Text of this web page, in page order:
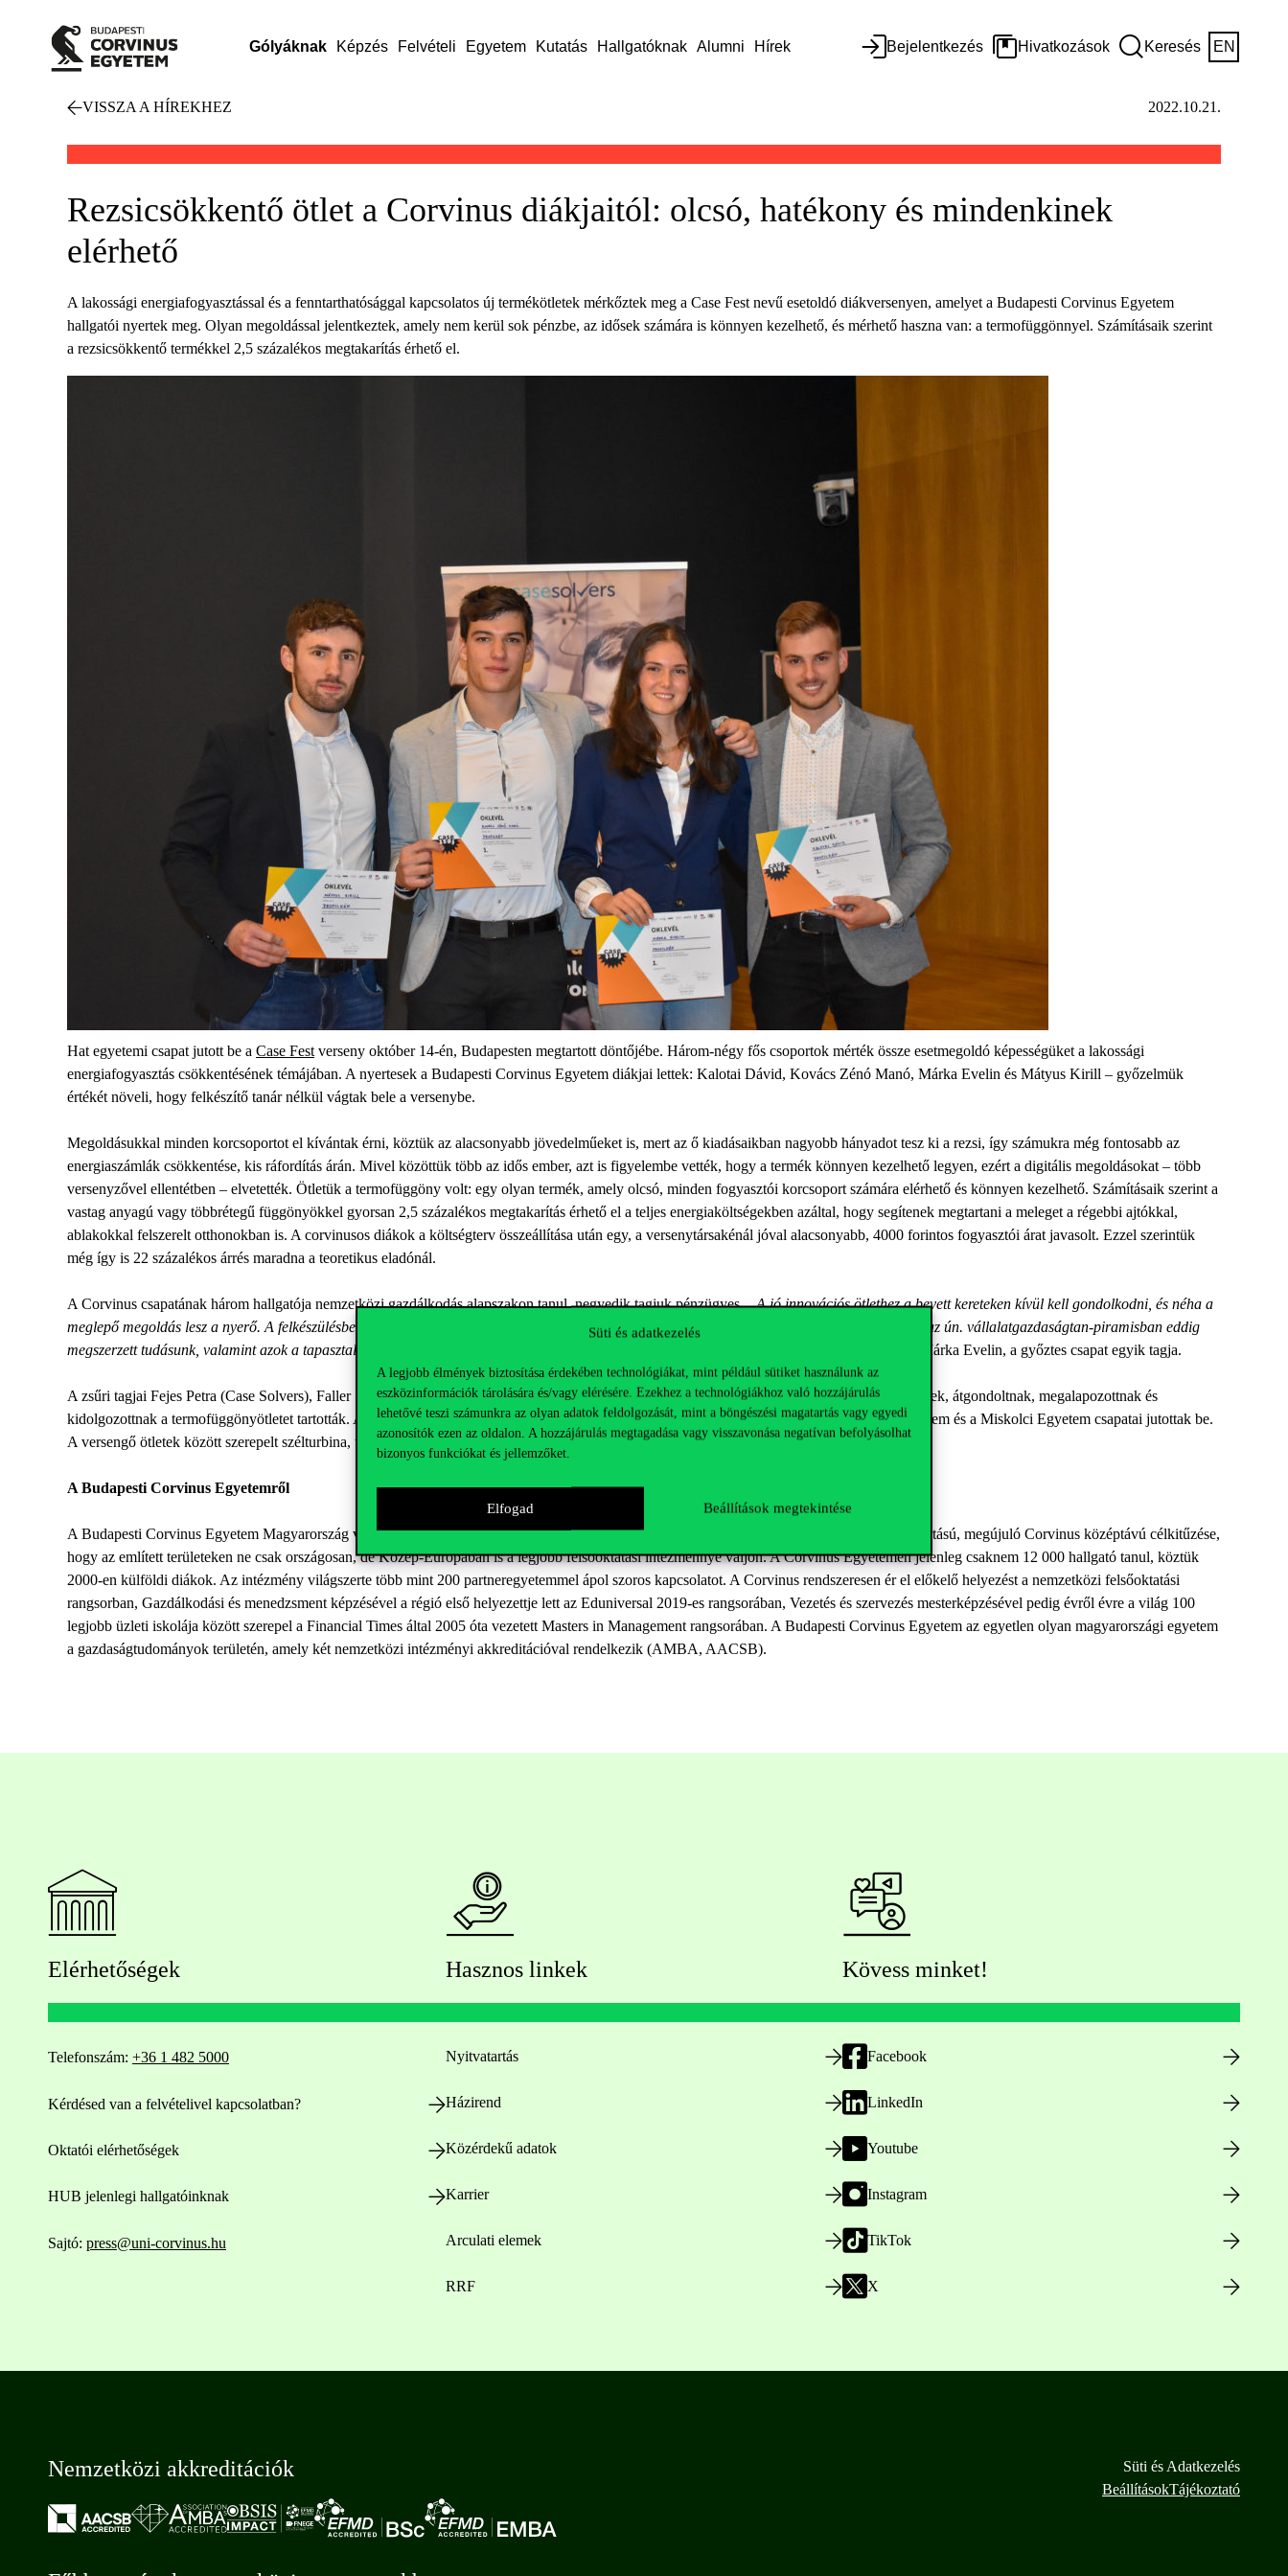
Süti és adatkezelés
A legjobb élmények biztosítása érdekében technológiákat, mint például sütiket használunk az
eszközinformációk tárolására és/vagy elérésére. Ezekhez a technológiákhoz való hozzájárulás
lehetővé teszi számunkra az olyan adatok feldolgozását, mint a böngészési magatartás vagy egyedi
azonosítók ezen az oldalon. A hozzájárulás megtagadása vagy visszavonása negatívan befolyásolhat
bizonyos funkciókat és jellemzőket.
Elfogad Beállítások megtekintése
Gólyáknak Képzés Felvételi Egyetem Kutatás Hallgatóknak Alumni Hírek Bejelentkezés Hivatkozások Keresés EN
VISSZA A HÍREKHEZ 2022.10.21.
Rezsicsökkentő ötlet a Corvinus diákjaitól: olcsó, hatékony és mindenkinek
elérhető
A lakossági energiafogyasztással és a fenntarthatósággal kapcsolatos új termékötletek mérkőztek meg a Case Fest nevű esetoldó diákversenyen, amelyet a Budapesti Corvinus Egyetem
hallgatói nyertek meg. Olyan megoldással jelentkeztek, amely nem kerül sok pénzbe, az idősek számára is könnyen kezelhető, és mérhető haszna van: a termofüggönnyel. Számításaik szerint
a rezsicsökkentő termékkel 2,5 százalékos megtakarítás érhető el.
Hat egyetemi csapat jutott be a Case Fest verseny október 14-én, Budapesten megtartott döntőjébe. Három-négy fős csoportok mérték össze esetmegoldó képességüket a lakossági
energiafogyasztás csökkentésének témájában. A nyertesek a Budapesti Corvinus Egyetem diákjai lettek: Kalotai Dávid, Kovács Zénó Manó, Márka Evelin és Mátyus Kirill – győzelmük
értékét növeli, hogy felkészítő tanár nélkül vágtak bele a versenybe.
Megoldásukkal minden korcsoportot el kívántak érni, köztük az alacsonyabb jövedelműeket is, mert az ő kiadásaikban nagyobb hányadot tesz ki a rezsi, így számukra még fontosabb az
energiaszámlák csökkentése, kis ráfordítás árán. Mivel közöttük több az idős ember, azt is figyelembe vették, hogy a termék könnyen kezelhető legyen, ezért a digitális megoldásokat – több
versenyzővel ellentétben – elvetették. Ötletük a termofüggöny volt: egy olyan termék, amely olcsó, minden fogyasztói korcsoport számára elérhető és könnyen kezelhető. Számításaik szerint a
vastag anyagú vagy többrétegű függönyökkel gyorsan 2,5 százalékos megtakarítás érhető el a teljes energiaköltségekben azáltal, hogy segítenek megtartani a meleget a régebbi ajtókkal,
ablakokkal felszerelt otthonokban is. A corvinusos diákok a költségterv összeállítása után egy, a versenytársakénál jóval alacsonyabb, 4000 forintos fogyasztói árat javasolt. Ezzel szerintük
még így is 22 százalékos árrés maradna a teoretikus eladónál.
A Corvinus csapatának három hallgatója nemzetközi gazdálkodás alapszakon tanul, negyedik tagjuk pénzügyes.„A jó innovációs ötlethez a bevett kereteken kívül kell gondolkodni, és néha a
meglepő megoldás lesz a nyerő. A felkészülésben sokat számított az alapszakos üzleti esetoldással foglalkozó speciális corvinusos kurzusokon, az ún. vállalatgazdaságtan-piramisban eddig
megszerzett tudásunk, valamint azok a tapasztalatok is, amelyekhez a Corvinus Consulting Club diákszervezet tagjaként jutottunk”
– mondta Márka Evelin, a győztes csapat egyik tagja.
A zsűri tagjai Fejes Petra (Case Solvers), Faller Szabolcs (MVM Next) és Schannen Frigyes (Roland Berger) voltak, akik a leginkább érdekesnek, átgondoltnak, megalapozottnak és
kidolgozottnak a termofüggönyötletet tartották. A döntőbe a Corvinus mellett a Budapesti Gazdasági Egyetem, a Babes-Bolyai Tudományegyetem és a Miskolci Egyetem csapatai jutottak be.
A versengő ötletek között szerepelt szélturbina, többféle okosotthon-megoldás, fogyasztásmérők és napelemnyeremény-betét is.
A Budapesti Corvinus Egyetemről
A Budapesti Corvinus Egyetem Magyarország vezető egyeteme a gazdasági és társadalomtudományi képzések területén. Az alapítványi fenntartású, megújuló Corvinus középtávú célkitűzése,
hogy az említett területeken ne csak országosan, de Közép-Európában is a legjobb felsőoktatási intézménnyé váljon. A Corvinus Egyetemen jelenleg csaknem 12 000 hallgató tanul, köztük
2000-en külföldi diákok. Az intézmény világszerte több mint 200 partneregyetemmel ápol szoros kapcsolatot. A Corvinus rendszeresen ér el előkelő helyezést a nemzetközi felsőoktatási
rangsorban, Gazdálkodási és menedzsment képzésével a régió első helyezettje lett az Eduniversal 2019-es rangsorában, Vezetés és szervezés mesterképzésével pedig évről évre a világ 100
legjobb üzleti iskolája között szerepel a Financial Times által 2005 óta vezetett Masters in Management rangsorában. A Budapesti Corvinus Egyetem az egyetlen olyan magyarországi egyetem
a gazdaságtudományok területén, amely két nemzetközi intézményi akkreditációval rendelkezik (AMBA, AACSB).
Elérhetőségek
Telefonszám: +36 1 482 5000
Kérdésed van a felvételivel kapcsolatban?
Oktatói elérhetőségek
HUB jelenlegi hallgatóinknak
Sajtó: press@uni-corvinus.hu
Hasznos linkek
Nyitvatartás
Házirend
Közérdekű adatok
Karrier
Arculati elemek
RRF
Kövess minket!
Facebook
LinkedIn
Youtube
Instagram
TikTok
X
Nemzetközi akkreditációk
Süti és Adatkezelés
BeállításokTájékoztató